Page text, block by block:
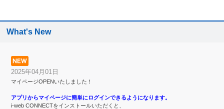
What's New
2025年04月01日
マイページOPENいたしました！
アプリからマイページに簡単にログインできるようになります。
i-web CONNECTをインストールいただくと、